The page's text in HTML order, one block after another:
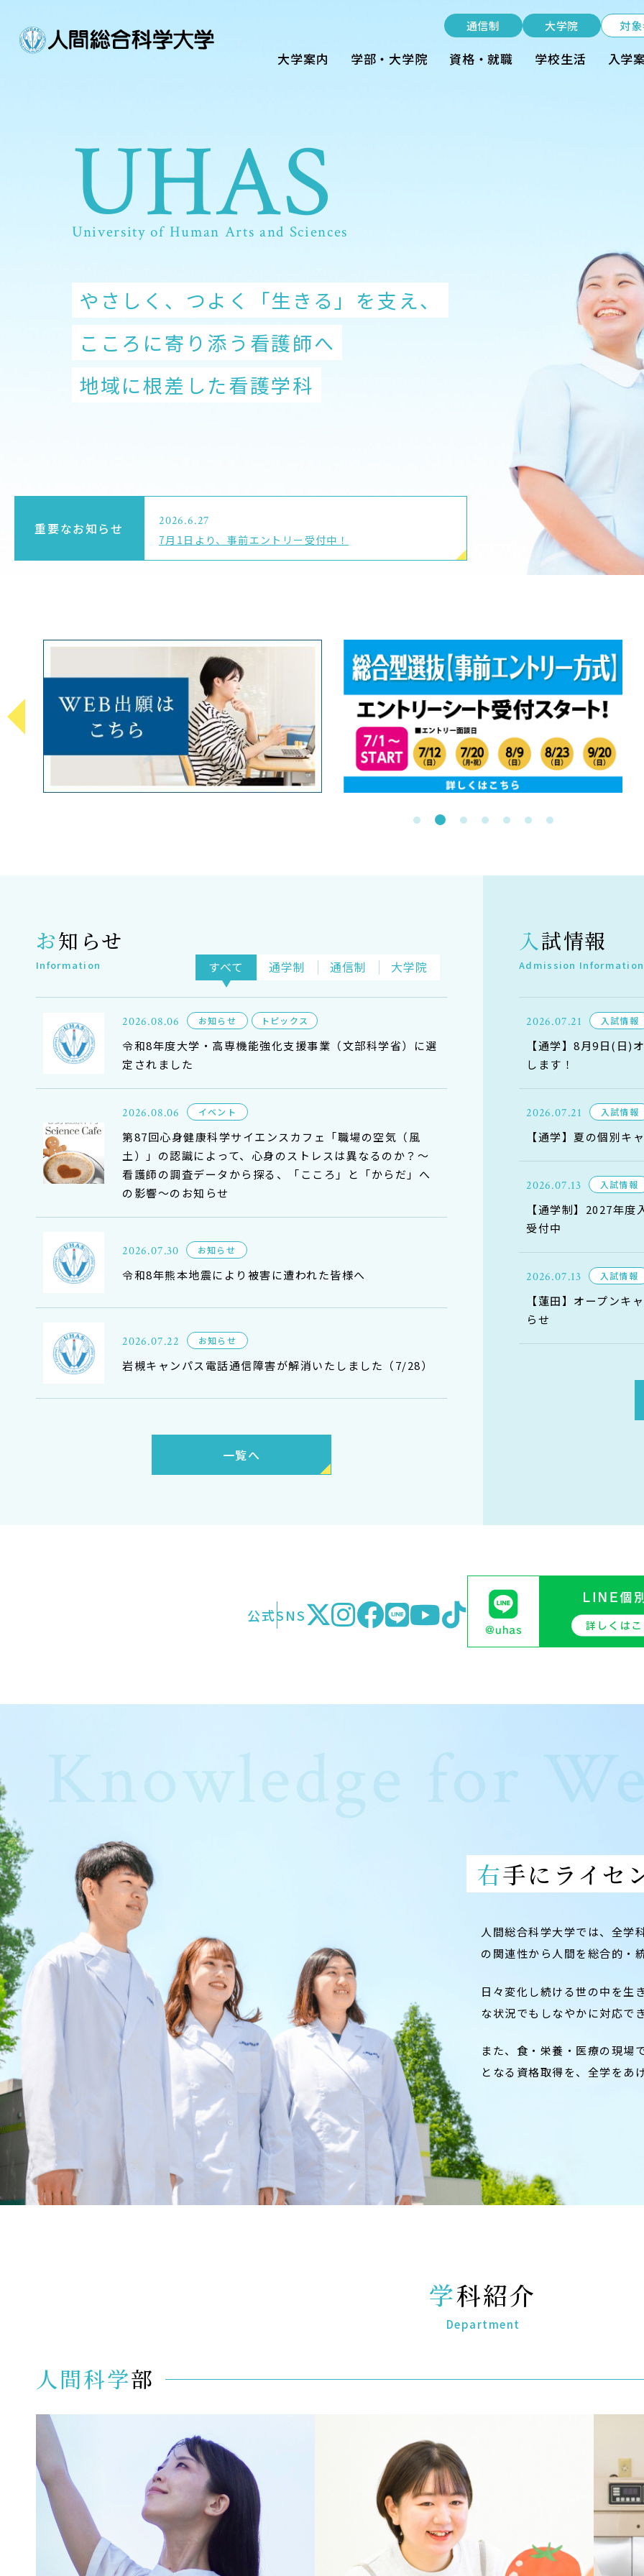
Guide
Qualifications & Employment
学校生活
Admission
入試イベント
OpenCampus
地域連携・研究
在学生の方
お問い合わせ
よくある質問
プライバシーポリシー
教員等採用情報
大学案内 学部・大学院 資格・就職 学校生活 入学
通信制 大学院 対
UHAS
University of Human Arts and Sciences
UHAS
University of Human Arts and Sciences
心理、医療・福祉、スポーツ、ITを学び
AI・データサイエンスを使って
こころもからだも健康で幸せな社会をつくる
UHAS
University of Human Arts and Sciences
やさしく、つよく「生きる」を支え、
こころに寄り添う看護師へ
地域に根差した看護学科
UHAS
University of Human Arts and Sciences
こころとからだにおいしい「食」を
ワクワクしながら開発しよう
ヘルスフードサイエンス学科
UHAS
University of Human Arts and Sciences
義肢や装具で
「できる」と「笑顔」を増やしたい
義肢装具学専攻
UHAS
University of Human Arts and Sciences
栄養の力でいきいき輝くライフを創る
管理栄養士に
健康栄養学科
UHAS
University of Human Arts and Sciences
友と学ぶから、強くなる
キラリと光るリハビリのプロを目指して
理学療法学専攻
UHAS
University of Human Arts and Sciences
オンラインで広がる学びの可能性
時間と場所にとらわれず、人間と健康を探究する
※心身健康科学科 通信教育課程へ
UHAS
University of Human Arts and Sciences
UHAS
University of Human Arts and Sciences
心理、医療・福祉、スポーツ、ITを学び
AI・データサイエンスを使って
こころもからだも健康で幸せな社会をつくる
重要なお知らせ 2026.6.27
7月1日より、事前エントリー受付中！
お知らせ
Information すべて 通学制 通信制 大学院
2026.08.06 お知らせ トピックス
令和8年度大学・高専機能強化支援事業（文部科学省）に選
定されました
2026.08.06 イベント
第87回心身健康科学サイエンスカフェ「職場の空気（風
土）」の認識によって、心身のストレスは異なるのか？〜
看護師の調査データから探る、「こころ」と「からだ」へ
の影響〜のお知らせ
2026.07.30 お知らせ
令和8年熊本地震により被害に遭われた皆様へ
2026.07.22 お知らせ
岩槻キャンパス電話通信障害が解消いたしました（7/28）
一覧へ
入試情報
Admission Information
2026.07.21 入試情報
【通学】8月9日(日)
します！
2026.07.21 入試情報
【通学】夏の個別キ
2026.07.13 入試情報
【通学制】2027年
受付中
2026.07.13 入試情報
【蓮田】オープン
らせ
公式SNS
Knowledge for
右手にライ
人間総合科学大学では、全学
の関連性から人間を総合的・
日々変化し続ける世の中を生
な状況でもしなやかに対応で
また、食・栄養・医療の現場
となる資格取得を、全学をあ
学科紹介
Department
人間科学部